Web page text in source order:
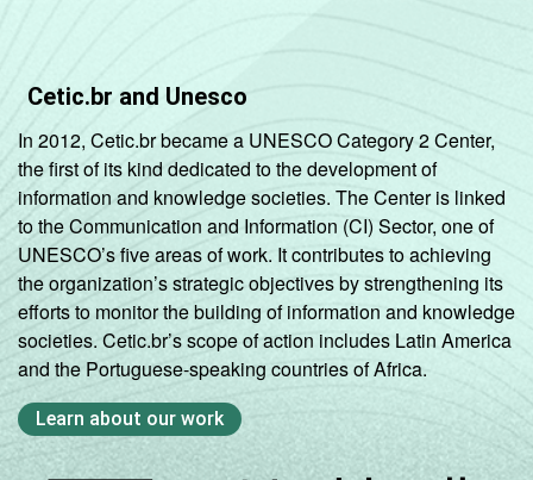
Cetic.br and Unesco
In 2012, Cetic.br became a UNESCO Category 2 Center,
the first of its kind dedicated to the development of
information and knowledge societies. The Center is linked
to the Communication and Information (CI) Sector, one of
UNESCO’s five areas of work. It contributes to achieving
the organization’s strategic objectives by strengthening its
efforts to monitor the building of information and knowledge
societies. Cetic.br’s scope of action includes Latin America
and the Portuguese-speaking countries of Africa.
Learn about our work